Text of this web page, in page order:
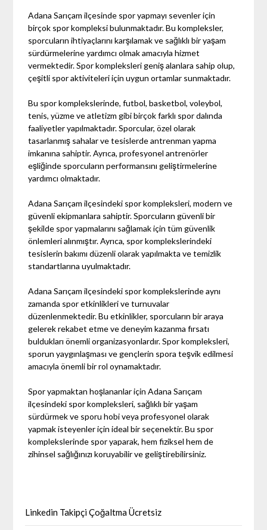
Adana Sarıçam ilçesinde spor yapmayı sevenler için
birçok spor kompleksi bulunmaktadır. Bu kompleksler,
sporcuların ihtiyaçlarını karşılamak ve sağlıklı bir yaşam
sürdürmelerine yardımcı olmak amacıyla hizmet
vermektedir. Spor kompleksleri geniş alanlara sahip olup,
çeşitli spor aktiviteleri için uygun ortamlar sunmaktadır.
Bu spor komplekslerinde, futbol, basketbol, voleybol,
tenis, yüzme ve atletizm gibi birçok farklı spor dalında
faaliyetler yapılmaktadır. Sporcular, özel olarak
tasarlanmış sahalar ve tesislerde antrenman yapma
imkanına sahiptir. Ayrıca, profesyonel antrenörler
eşliğinde sporcuların performansını geliştirmelerine
yardımcı olmaktadır.
Adana Sarıçam ilçesindeki spor kompleksleri, modern ve
güvenli ekipmanlara sahiptir. Sporcuların güvenli bir
şekilde spor yapmalarını sağlamak için tüm güvenlik
önlemleri alınmıştır. Ayrıca, spor komplekslerindeki
tesislerin bakımı düzenli olarak yapılmakta ve temizlik
standartlarına uyulmaktadır.
Adana Sarıçam ilçesindeki spor komplekslerinde aynı
zamanda spor etkinlikleri ve turnuvalar
düzenlenmektedir. Bu etkinlikler, sporcuların bir araya
gelerek rekabet etme ve deneyim kazanma fırsatı
buldukları önemli organizasyonlardır. Spor kompleksleri,
sporun yaygınlaşması ve gençlerin spora teşvik edilmesi
amacıyla önemli bir rol oynamaktadır.
Spor yapmaktan hoşlananlar için Adana Sarıçam
ilçesindeki spor kompleksleri, sağlıklı bir yaşam
sürdürmek ve sporu hobi veya profesyonel olarak
yapmak isteyenler için ideal bir seçenektir. Bu spor
komplekslerinde spor yaparak, hem fiziksel hem de
zihinsel sağlığınızı koruyabilir ve geliştirebilirsiniz.
Linkedin Takipçi Çoğaltma Ücretsiz